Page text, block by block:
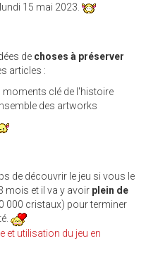
15 mai 2023.
de choses à préserver
articles :
moments clé de l'histoire
des artworks
de découvrir le jeu si vous le
mois et il va y avoir plein de
000 cristaux) pour terminer
et utilisation du jeu en